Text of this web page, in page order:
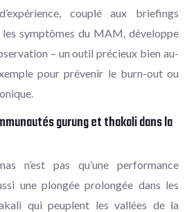
couplé aux briefings
symptômes du MAM, développe
– un outil précieux bien au-
pour prévenir le burn-out ou
gurung et thakali dans la
n’est pas qu’une performance
une plongée prolongée dans les
qui peuplent les vallées de la